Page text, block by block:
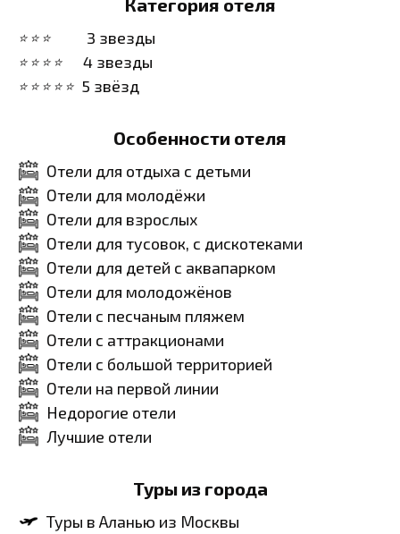
3 звезды
4 звезды
5 звёзд
Особенности отеля
Отели для отдыха с детьми
Отели для молодёжи
Отели для взрослых
Отели для тусовок, с дискотеками
Отели для детей с аквапарком
Отели для молодожёнов
Отели с песчаным пляжем
Отели с аттракционами
Отели с большой территорией
Отели на первой линии
Недорогие отели
Лучшие отели
Туры из города
Туры в Аланью из Москвы